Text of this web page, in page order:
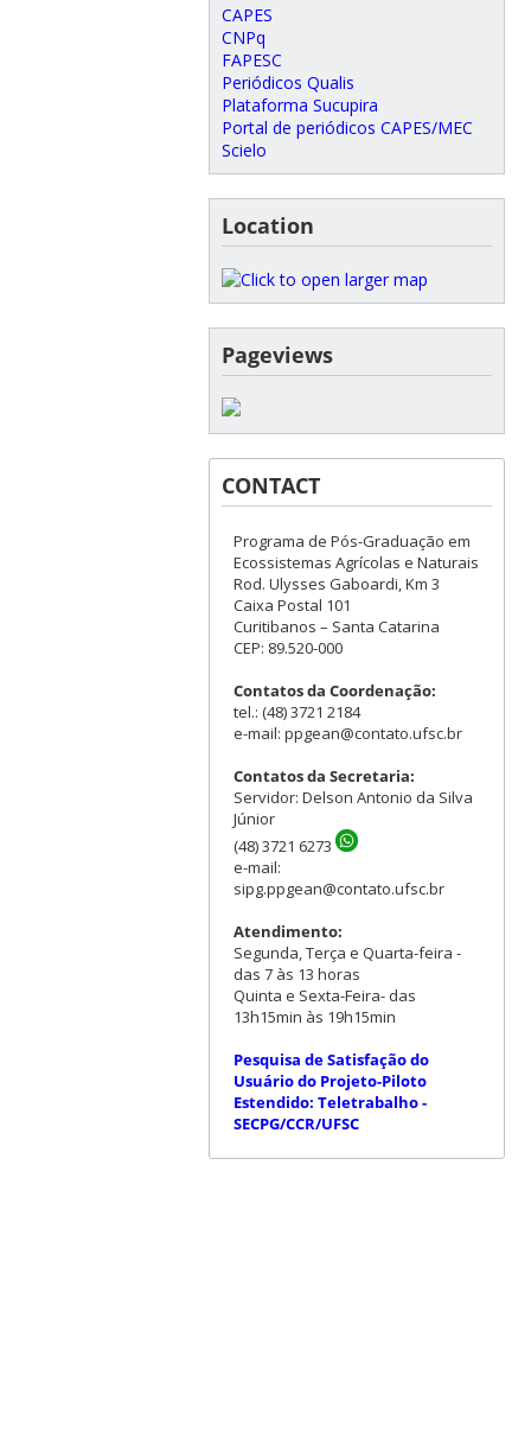
CAPES
CNPq
FAPESC
Periódicos Qualis
Plataforma Sucupira
Portal de periódicos CAPES/MEC
Scielo
Location
Pageviews
CONTACT
Programa de Pós-Graduação em
Ecossistemas Agrícolas e Naturais
Rod. Ulysses Gaboardi, Km 3
Caixa Postal 101
Curitibanos – Santa Catarina
CEP: 89.520-000
Contatos da Coordenação:
tel.: (48) 3721 2184
e-mail: ppgean@contato.ufsc.br
Contatos da Secretaria:
Servidor: Delson Antonio da Silva
Júnior
(48) 3721 6273
e-mail:
sipg.ppgean@contato.ufsc.br
Atendimento:
Segunda, Terça e Quarta-feira -
das 7 às 13 horas
Quinta e Sexta-Feira- das
13h15min às 19h15min
Pesquisa de Satisfação do
Usuário do Projeto-Piloto
Estendido: Teletrabalho -
SECPG/CCR/UFSC